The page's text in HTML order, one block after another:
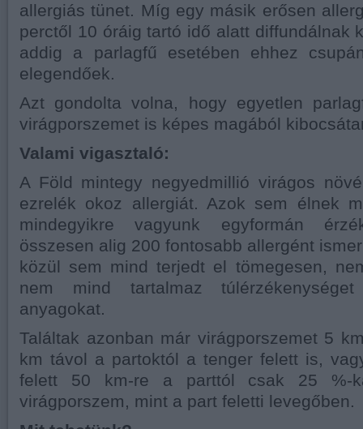
allergiás tünet. Míg egy másik erősen
perctől 10 óráig tartó idő alatt diffundálnak
addig a parlagfű esetében ehhez
elegendőek.
Azt gondolta volna, hogy egyetlen
virágporszemet is képes magából
Valami vigasztaló:
A Föld mintegy negyedmillió virágos
ezrelék okoz allergiát. Azok sem élnek
mindegyikre vagyunk egyformán
összesen alig 200 fontosabb allergént
közül sem mind terjedt el tömegesen,
nem mind tartalmaz
anyagokat.
Találtak azonban már virágporszemet 5
km távol a partoktól a tenger felett is,
felett 50 km-re a parttól csak 25 %-
virágporszem, mint a part feletti levegőben.